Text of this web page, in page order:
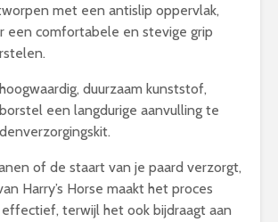
met een antislip oppervlak,
een comfortabele en stevige grip
duurzaam kunststof,
een langdurige aanvulling te
of de staart van je paard verzorgt,
Harry’s Horse maakt het proces
terwijl het ook bijdraagt aan